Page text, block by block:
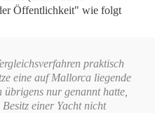
Öffentlichkeit" wie folgt
praktisch
eine auf Mallorca liegende
nur genannt hatte,
einer Yacht nicht